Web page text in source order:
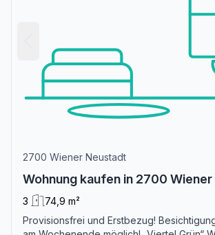
2700 Wiener Neustadt
Wohnung kaufen in 2700
3
74,9 m²
Provisionsfrei und Erstbezug!